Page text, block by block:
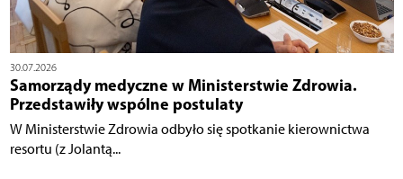
30.07.2026
Samorządy medyczne w Ministerstwie Zdrowia.
Przedstawiły wspólne postulaty
W Ministerstwie Zdrowia odbyło się spotkanie kierownictwa
resortu (z Jolantą...